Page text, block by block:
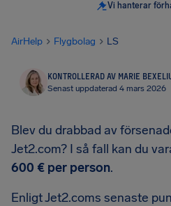
Vi hanterar
AirHelp Flygbolag LS
KONTROLLERAD AV MARIE
Senast uppdaterad 4 mars 2026
Blev du drabbad av
Jet2.com? I så fall kan du
600 € per person.
Enligt Jet2.coms senaste